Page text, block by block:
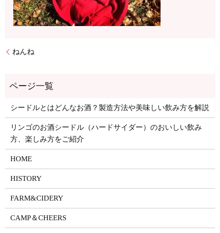
ねんね
シードルとはどんなお酒？製造方法や美味しい飲み方を解説
リンゴのお酒シードル（ハードサイダー）のおいしい飲み
方、楽しみ方をご紹介
HOME
HISTORY
FARM&CIDERY
CAMP＆CHEERS